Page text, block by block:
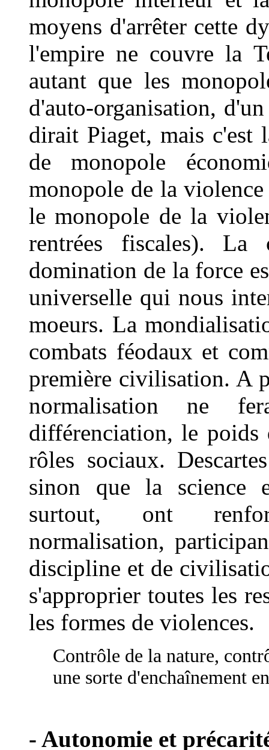
moyens d'arrêter cette
l'empire ne couvre la
autant que les
d'auto-organisation,
dirait Piaget, mais c'est
de monopole
monopole de la
le monopole de la
rentrées fiscales). La
domination de la force
universelle qui nous
moeurs. La
combats féodaux et
première civilisation. A
normalisation ne
différenciation, le poids
rôles sociaux.
sinon que la science
surtout, ont
normalisation,
discipline et de
s'approprier toutes les
les formes de violences.
Contrôle de la nature,
une sorte d'enchaînement
- Autonomie et